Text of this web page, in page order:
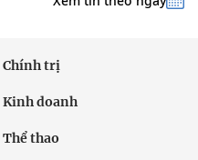
Chính trị
Kinh doanh
Thể thao